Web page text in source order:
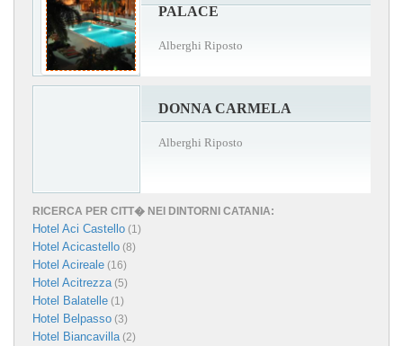
PALACE
Alberghi Riposto
DONNA CARMELA
Alberghi Riposto
RICERCA PER CITT� NEI DINTORNI CATANIA:
Hotel Aci Castello (1)
Hotel Acicastello (8)
Hotel Acireale (16)
Hotel Acitrezza(5)
Hotel Balatelle (1)
Hotel Belpasso (3)
Hotel Biancavilla(2)